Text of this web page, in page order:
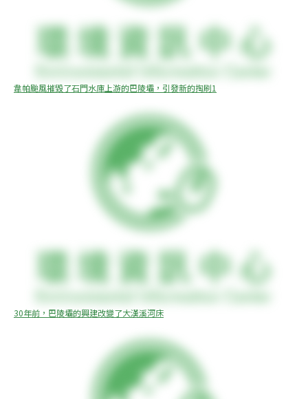
韋帕颱風摧毀了石門水庫上游的巴陵壩，引發新的掏刷1
30年前，巴陵壩的興建改變了大漢溪河床